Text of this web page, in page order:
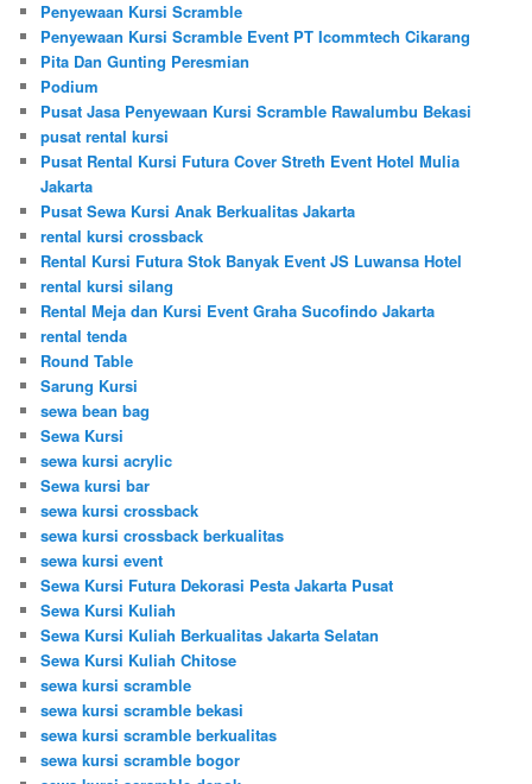
Penyewaan Kursi Scramble
Penyewaan Kursi Scramble Event PT Icommtech Cikarang
Pita Dan Gunting Peresmian
Podium
Pusat Jasa Penyewaan Kursi Scramble Rawalumbu Bekasi
pusat rental kursi
Pusat Rental Kursi Futura Cover Streth Event Hotel Mulia
Jakarta
Pusat Sewa Kursi Anak Berkualitas Jakarta
rental kursi crossback
Rental Kursi Futura Stok Banyak Event JS Luwansa Hotel
rental kursi silang
Rental Meja dan Kursi Event Graha Sucofindo Jakarta
rental tenda
Round Table
Sarung Kursi
sewa bean bag
Sewa Kursi
sewa kursi acrylic
Sewa kursi bar
sewa kursi crossback
sewa kursi crossback berkualitas
sewa kursi event
Sewa Kursi Futura Dekorasi Pesta Jakarta Pusat
Sewa Kursi Kuliah
Sewa Kursi Kuliah Berkualitas Jakarta Selatan
Sewa Kursi Kuliah Chitose
sewa kursi scramble
sewa kursi scramble bekasi
sewa kursi scramble berkualitas
sewa kursi scramble bogor